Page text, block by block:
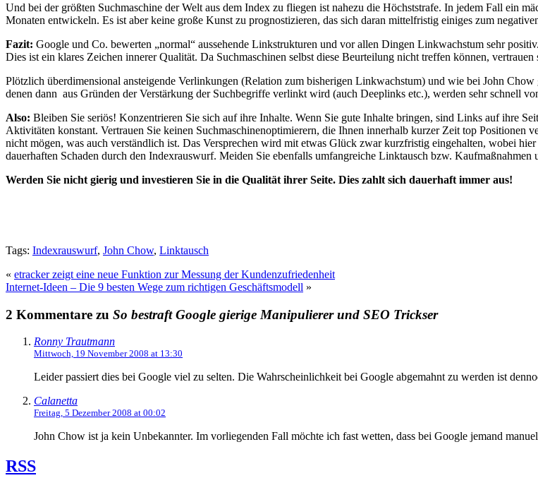
Und bei der größten Suchmaschine der Welt aus dem Index zu fliegen ist nahezu die Höchststrafe. In jedem Fall ein
Monaten entwickeln. Es ist aber keine große Kunst zu prognostizieren, das sich daran mittelfristig einiges zum
Fazit: Google und Co. bewerten „normal“ aussehende Linkstrukturen und vor allen Dingen Linkwachstum sehr
Dies ist ein klares Zeichen innerer Qualität. Da Suchmaschinen selbst diese Beurteilung nicht treffen können,
Plötzlich überdimensional ansteigende Verlinkungen (Relation zum bisherigen Linkwachstum) und wie bei John
denen dann aus Gründen der Verstärkung der Suchbegriffe verlinkt wird (auch Deeplinks etc.), werden sehr schnell
Also: Bleiben Sie seriös! Konzentrieren Sie sich auf ihre Inhalte. Wenn Sie gute Inhalte bringen, sind Links auf ihre
Aktivitäten konstant. Vertrauen Sie keinen Suchmaschinenoptimierern, die Ihnen innerhalb kurzer Zeit top Positionen
nicht mögen, was auch verständlich ist. Das Versprechen wird mit etwas Glück zwar kurzfristig eingehalten, wobei
dauerhaften Schaden durch den Indexrauswurf. Meiden Sie ebenfalls umfangreiche Linktausch bzw.
Werden Sie nicht gierig und investieren Sie in die Qualität ihrer Seite. Dies zahlt sich dauerhaft immer aus!
Tags: Indexrauswurf, John Chow, Linktausch
« etracker zeigt eine neue Funktion zur Messung der Kundenzufriedenheit
Internet-Ideen – Die 9 besten Wege zum richtigen Geschäftsmodell »
2 Kommentare zu So bestraft Google gierige Manipulierer und SEO Trickser
Ronny Trautmann
Mittwoch, 19 November 2008 at 13:30
Leider passiert dies bei Google viel zu selten. Die Wahrscheinlichkeit bei Google abgemahnt zu werden ist
Calanetta
Freitag, 5 Dezember 2008 at 00:02
John Chow ist ja kein Unbekannter. Im vorliegenden Fall möchte ich fast wetten, dass bei Google jemand
RSS